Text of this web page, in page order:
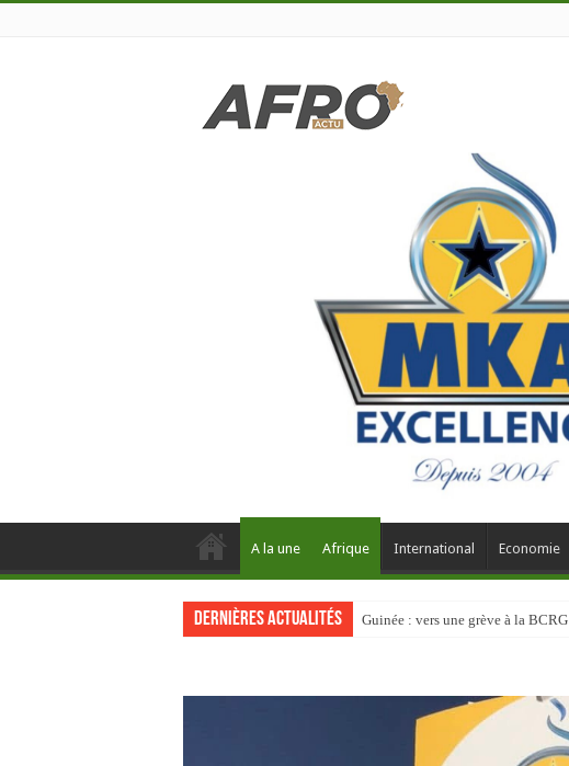
A la une Afrique International Economie
Dernières actualités Guinée : vers une grève à la BCRG